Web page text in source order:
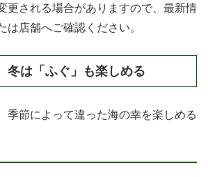
更される場合がありますので、最新情
は店舗へご確認ください。
冬は「ふぐ」も楽しめる
季節によって違った海の幸を楽しめる